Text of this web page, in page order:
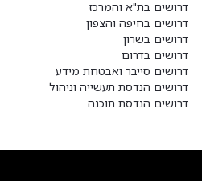
דרושים בת"א והמרכז
דרושים בחיפה והצפון
דרושים בשרון
דרושים בדרום
דרושים סייבר ואבטחת מידע
דרושים הנדסת תעשייה וניהול
דרושים הנדסת תוכנה